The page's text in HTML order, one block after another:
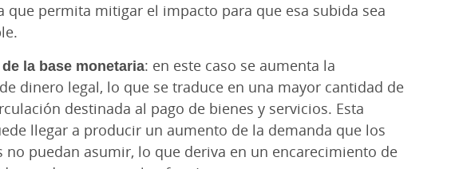
que permita mitigar el impacto para que esa subida sea
la base monetaria: en este caso se aumenta la
dinero legal, lo que se traduce en una mayor cantidad de
destinada al pago de bienes y servicios. Esta
llegar a producir un aumento de la demanda que los
no puedan asumir, lo que deriva en un encarecimiento de